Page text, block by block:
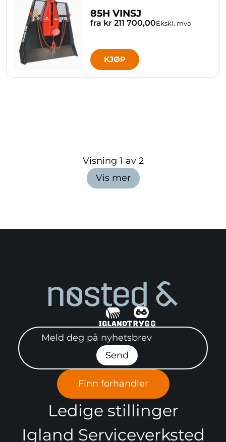
85H VINSJ
fra kr 211 700,00Ekskl. mva
KJØP
Visning 1 av 2
Vis mer
Meld deg på nyhetsbrev"
Send
Finn forhandler
Ledige stillinger
Igland Serviceverksted